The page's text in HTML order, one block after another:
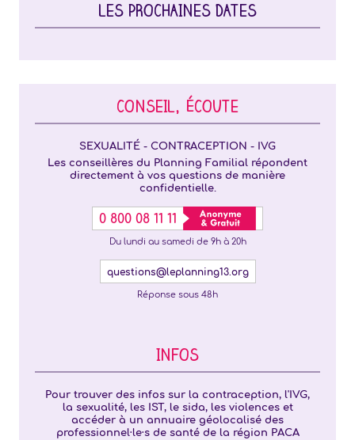
LES PROCHAINES DATES
CONSEIL, ÉCOUTE
SEXUALITÉ - CONTRACEPTION - IVG
Les conseillères du Planning Familial répondent
directement à vos questions de manière
confidentielle.
0 800 08 11 11
Du lundi au samedi de 9h à 20h
questions@leplanning13.org
Réponse sous 48h
INFOS
Pour trouver des infos sur la contraception, l'IVG,
la sexualité, les IST, le sida, les violences et
accéder à un annuaire géolocalisé des
professionnel·le·s de santé de la région PACA